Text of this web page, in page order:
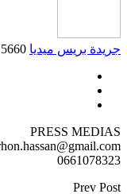
جريدة بريس ميديا posts
PRESS MEDIAS
0661078323
Prev Post